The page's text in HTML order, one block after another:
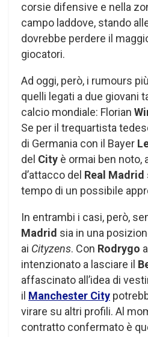
corsie difensive e nella
campo laddove, stando
dovrebbe perdere il
giocatori.
Ad oggi, però, i rumours
quelli legati a due giovani
calcio mondiale: Florian
Se per il trequartista
di Germania con il Bayer
del City è ormai ben noto,
d’attacco del Real Madrid
tempo di un possibile
In entrambi i casi, però,
Madrid sia in una
ai Cityzens. Con Rodrygo
intenzionato a lasciare il
affascinato all’idea di
il Manchester City
virare su altri profili. Al
contratto confermato è